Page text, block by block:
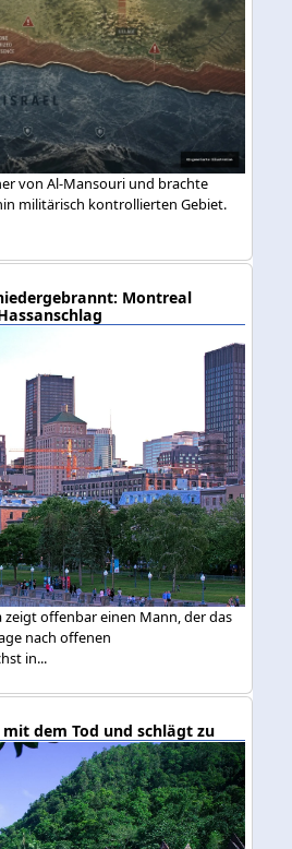
von Al-Mansouri und brachte
militärisch kontrollierten Gebiet.
Montreal
zeigt offenbar einen Mann, der das
nach offenen
in...
dem Tod und schlägt zu